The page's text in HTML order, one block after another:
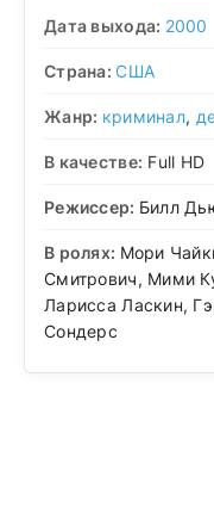
Дата выхода: 2000
Страна:США
Жанр: криминал,
В качестве: Full HD
Режиссер: Билл
В ролях: Мори
Смитрович, Мими
Ларисса Ласкин,
Сондерс